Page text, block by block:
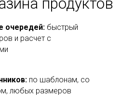
очередей: быстрый
и расчет с
по шаблонам, со
любых размеров